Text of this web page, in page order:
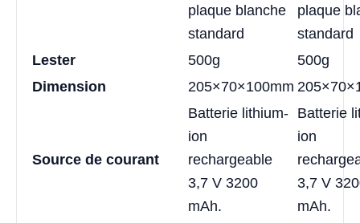
plaque blanche
standard
plaque
standard
Lester
500g
500g
Dimension
205×70×100mm
Source de courant
Batterie lithium-
ion
rechargeable
3,7 V 3200
mAh.
Batterie
ion
3,7 V
mAh.